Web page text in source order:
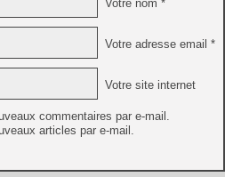
Votre nom *
Votre adresse email *
Votre site internet
commentaires par e-mail.
articles par e-mail.